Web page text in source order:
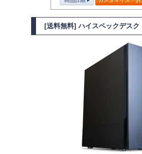
[送料無料] ハイスペックデス